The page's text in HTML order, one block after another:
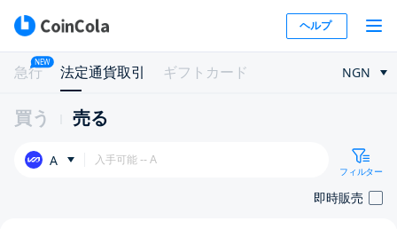
ヘルプ
急行
NEW
法定通貨取引 ギフトカード NGN
買う 売る
A
フィルター
即時販売